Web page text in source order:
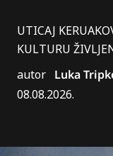
UTICAJ
KULTURU
autor Luka
08.08.2026.